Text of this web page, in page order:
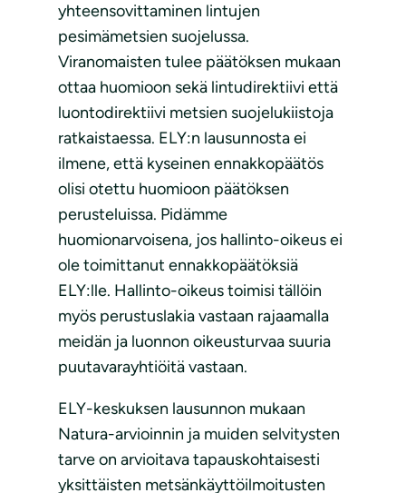
yhteensovittaminen lintujen
pesimämetsien suojelussa.
Viranomaisten tulee päätöksen mukaan
ottaa huomioon sekä lintudirektiivi että
luontodirektiivi metsien suojelukiistoja
ratkaistaessa. ELY:n lausunnosta ei
ilmene, että kyseinen ennakkopäätös
olisi otettu huomioon päätöksen
perusteluissa. Pidämme
huomionarvoisena, jos hallinto-oikeus ei
ole toimittanut ennakkopäätöksiä
ELY:lle. Hallinto-oikeus toimisi tällöin
myös perustuslakia vastaan rajaamalla
meidän ja luonnon oikeusturvaa suuria
puutavarayhtiöitä vastaan.
ELY-keskuksen lausunnon mukaan
Natura-arvioinnin ja muiden selvitysten
tarve on arvioitava tapauskohtaisesti
yksittäisten metsänkäyttöilmoitusten